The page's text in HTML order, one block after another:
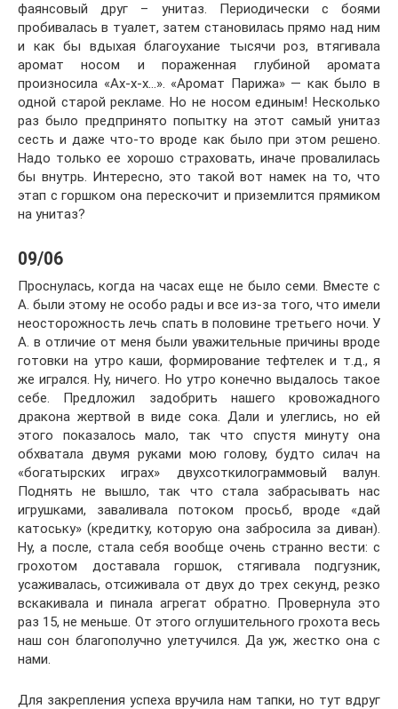
фаянсовый друг – унитаз. Периодически с боями
пробивалась в туалет, затем становилась прямо над ним
и как бы вдыхая благоухание тысячи роз, втягивала
аромат носом и пораженная глубиной аромата
произносила «Ах-х-х…». «Аромат Парижа» — как было в
одной старой рекламе. Но не носом единым! Несколько
раз было предпринято попытку на этот самый унитаз
сесть и даже что-то вроде как было при этом решено.
Надо только ее хорошо страховать, иначе провалилась
бы внутрь. Интересно, это такой вот намек на то, что
этап с горшком она перескочит и приземлится прямиком
на унитаз?
09/06
Проснулась, когда на часах еще не было семи. Вместе с
А. были этому не особо рады и все из-за того, что имели
неосторожность лечь спать в половине третьего ночи. У
А. в отличие от меня были уважительные причины вроде
готовки на утро каши, формирование тефтелек и т.д., я
же игрался. Ну, ничего. Но утро конечно выдалось такое
себе. Предложил задобрить нашего кровожадного
дракона жертвой в виде сока. Дали и улеглись, но ей
этого показалось мало, так что спустя минуту она
обхватала двумя руками мою голову, будто силач на
«богатырских играх» двухсоткилограммовый валун.
Поднять не вышло, так что стала забрасывать нас
игрушками, заваливала потоком просьб, вроде «дай
катоську» (кредитку, которую она забросила за диван).
Ну, а после, стала себя вообще очень странно вести: с
грохотом доставала горшок, стягивала подгузник,
усаживалась, отсиживала от двух до трех секунд, резко
вскакивала и пинала агрегат обратно. Провернула это
раз 15, не меньше. От этого оглушительного грохота весь
наш сон благополучно улетучился. Да уж, жестко она с
нами.
Для закрепления успеха вручила нам тапки, но тут вдруг